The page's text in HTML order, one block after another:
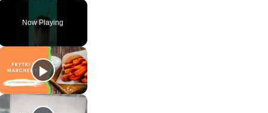
Fullscreen
Now Playing